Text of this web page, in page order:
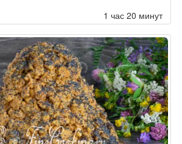
1 час 20 минут